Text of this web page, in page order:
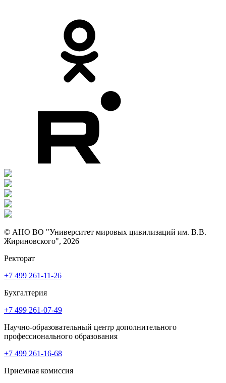
© АНО ВО "Университет мировых цивилизаций им. В.В.
Жириновского", 2026
Ректорат
+7 499 261-11-26
Бухгалтерия
+7 499 261-07-49
Научно-образовательный центр дополнительного
профессионального образования
+7 499 261-16-68
Приемная комиссия